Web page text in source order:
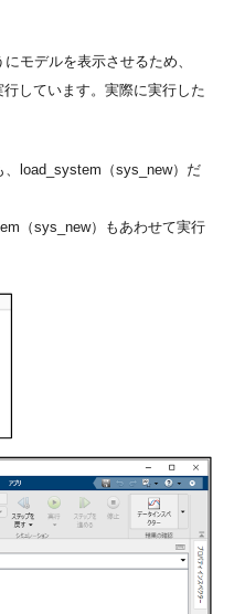
モデルを表示させるため、
しています。実際に実行した
load_system（sys_new）だ
（sys_new）もあわせて実行